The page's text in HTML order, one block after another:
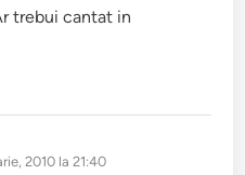
trebui cantat in
2010 la 21:40